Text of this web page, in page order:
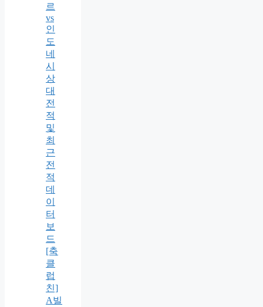
르
vs
인
도
네
시
상
대
전
적
및
최
근
전
적
데
이
터
보
드
[축
클
럽
친]
A빌